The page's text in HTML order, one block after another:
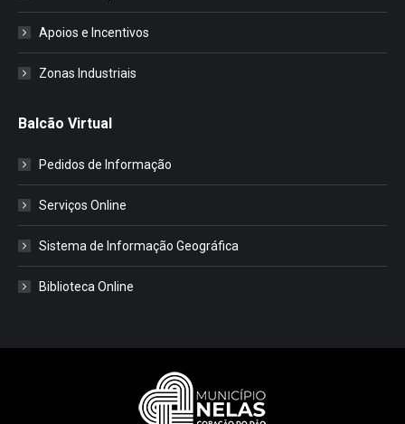
Apoios e Incentivos
Zonas Industriais
Balcão Virtual
Pedidos de Informação
Serviços Online
Sistema de Informação Geográfica
Biblioteca Online